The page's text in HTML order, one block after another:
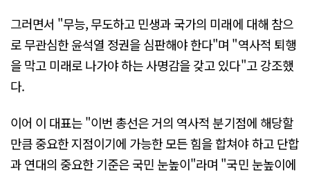
그러면서 "무능, 무도하고 민생과 국가의 미래에 대해 참으
로 무관심한 윤석열 정권을 심판해야 한다"며 "역사적 퇴행
을 막고 미래로 나가야 하는 사명감을 갖고 있다"고 강조했
다.
이어 이 대표는 "이번 총선은 거의 역사적 분기점에 해당할
만큼 중요한 지점이기에 가능한 모든 힘을 합쳐야 하고 단합
과 연대의 중요한 기준은 국민 눈높이"라며 "국민 눈높이에